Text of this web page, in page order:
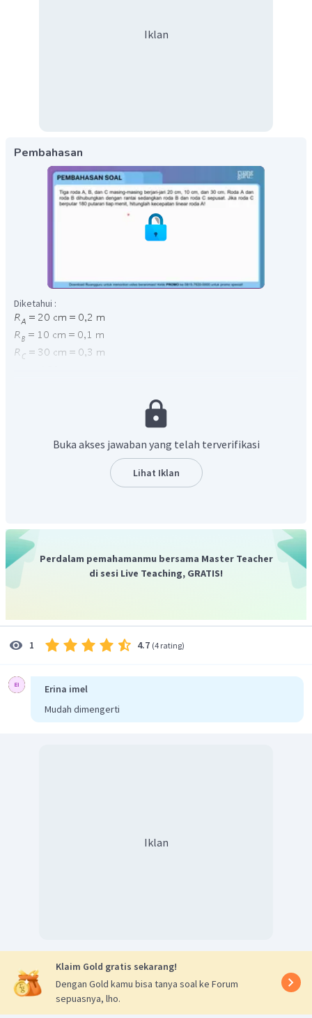
Iklan
Pembahasan
Diketahui :
Roda A dan roda B dihubungkan dengan rantai sehingga memiliki
yang samaketika berputar, sedangkan roda B
dan roda C memiliki pusat yang sama sehingga
memilikikecepatan linear yang sama, sehingga kecepatan sudut
Buka akses jawaban yang telah terverifikasi
Lihat Iklan
Perdalam pemahamanmu bersama Master Teacher
di sesi Live Teaching, GRATIS!
1 4.7 (4 rating)
Erina imel
Mudah dimengerti
Iklan
Klaim Gold gratis sekarang!
Dengan Gold kamu bisa tanya soal ke Forum
sepuasnya, lho.